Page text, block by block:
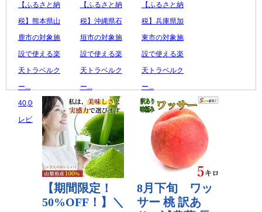
【ふるさと納
税】熊本県山
鹿市の対象施
設で使える楽
天トラベルク
ー...
40,000 円
レビュー数：5
【ふるさと納
税】沖縄県石
垣市の対象施
設で使える楽
天トラベルク
ー...
900,000 円
レビュー数：0
【ふるさと納
税】兵庫県加
東市の対象施
設で使える楽
天トラベルク
ー...
40,000 円
レビュー数：0